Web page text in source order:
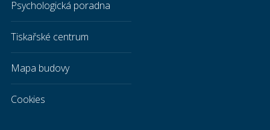
Psychologická poradna
Tiskařské centrum
Mapa budovy
Cookies